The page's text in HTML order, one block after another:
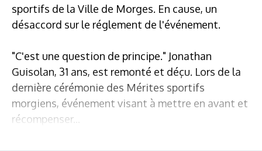
sportifs de la Ville de Morges. En cause, un
désaccord sur le réglement de l'événement.
"C'est une question de principe." Jonathan
Guisolan, 31 ans, est remonté et déçu. Lors de la
dernière cérémonie des Mérites sportifs
morgiens, événement visant à mettre en avant et
récompenser...